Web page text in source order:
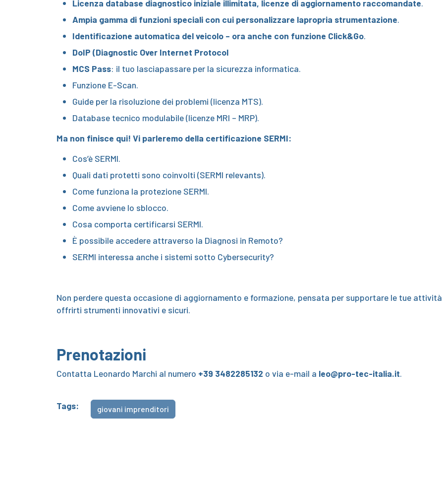
Licenza database diagnostico iniziale illimitata, licenze di aggiornamento raccomandate.
Ampia gamma di funzioni speciali con cui personalizzare lapropria strumentazione.
Identificazione automatica del veicolo – ora anche con funzione Click&Go.
DoIP (Diagnostic Over Internet Protocol
MCS Pass: il tuo lasciapassare per la sicurezza informatica.
Funzione E-Scan.
Guide per la risoluzione dei problemi (licenza MTS).
Database tecnico modulabile (licenze MRI – MRP).
Ma non finisce qui! Vi parleremo della certificazione SERMI:
Cos’è SERMI.
Quali dati protetti sono coinvolti (SERMI relevants).
Come funziona la protezione SERMI.
Come avviene lo sblocco.
Cosa comporta certificarsi SERMI.
È possibile accedere attraverso la Diagnosi in Remoto?
SERMI interessa anche i sistemi sotto Cybersecurity?
Non perdere questa occasione di aggiornamento e formazione, pensata per supportare le tue attività
offrirti strumenti innovativi e sicuri.
Prenotazioni
Contatta Leonardo Marchi al numero +39 3482285132 o via e-mail a leo@pro-tec-italia.it.
Tags: giovani imprenditori